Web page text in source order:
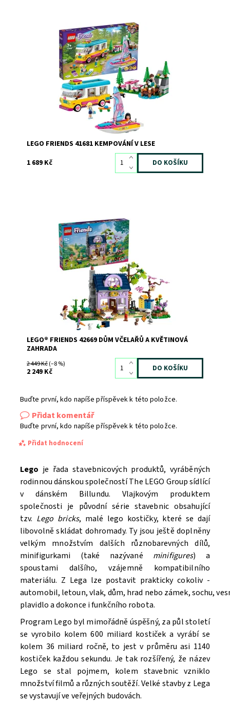
Dejte prostor dětské představivosti
Dostupnost:
Skladem3
8626
LEGO
LEGO FRIENDS 41681 KEMPOVÁNÍ V LESE
1 689 Kč
Pociťte bzukot pozitivity při stavění krásné výstavní
stavebnice Dům včelařů a květinová zahrada.
Dostupnost:
Skladem1
12192
LEGO
LEGO® FRIENDS 42669 DŮM VČELAŘŮ A KVĚTINOVÁ
ZAHRADA
2 449 Kč(–8 %)
2 249 Kč
Buďte první, kdo napíše příspěvek k této položce.
Přidat komentář
Buďte první, kdo napíše příspěvek k této položce.
Přidat hodnocení
Souhlasím seZpracováním osobních údajů.
Lego je řada stavebnicových produktů, vyráběných
rodinnou dánskou společností The LEGO Group sídlící
v dánském Billundu. Vlajkovým produktem
společnosti je původní série stavebnic obsahující
tzv. Lego bricks, malé lego kostičky, které se dají
libovolně skládat dohromady. Ty jsou ještě doplněny
velkým množstvím dalších různobarevných dílů,
minifigurkami (také nazývané minifigures) a
spoustami dalšího, vzájemně kompatibilního
materiálu. Z Lega lze postavit prakticky cokoliv -
automobil, letoun, vlak, dům, hrad nebo zámek, sochu,
plavidlo a dokonce i funkčního robota.
Program Lego byl mimořádně úspěšný, za půl století
se vyrobilo kolem 600 miliard kostiček a vyrábí se
kolem 36 miliard ročně, to jest v průměru asi 1140
kostiček každou sekundu. Je tak rozšířený, že název
Lego se stal pojmem, kolem stavebnic vzniklo
množství filmů a různých soutěží. Velké stavby z Lega
se vystavují ve veřejných budovách.